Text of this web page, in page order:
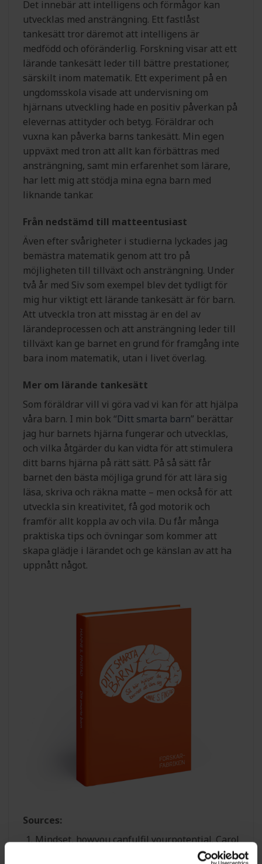
Det innebär att intelligens och förmågor kan
utvecklas med ansträngning. Ett fastlåst
tankesätt tror däremot att intelligens är
medfödd och oföränderlig. Forskning visar att ett
lärande tankesätt leder till bättre prestationer,
särskilt inom matematik. Ett experiment på en
ungdomsskola visade att undervisning om
hjärnans utveckling hade en positiv påverkan på
elevernas attityder och betyg. Föräldrar och
vuxna kan påverka barns tankesätt. Min egen
uppväxt med tron att allt kan förbättras med
ansträngning, samt min erfarenhet som lärare,
har lett mig att stödja mina egna barn med
liknande tankar.
Från nedstämd till matteentusiast
Även efter svårigheter i studierna lyckades jag
bemästra matematik genom att tro på
möjligheten till tillväxt och ansträngning. Under
två år med Siv som exempel blev det tydligt för
mig hur viktigt ett lärande tankesätt är för barn.
Att utveckla tron att misstag är en del av
lärandeprocessen och att ansträngning leder till
tillväxt kan ge barnet en grund för framgång inte
bara inom matematik, utan i livet överlag.
Mer om lärande tankesätt
Som föräldrar vill vi göra vad vi kan för att hjälpa
våra barn. I min bok “Ditt smarta barn” berättar
jag hur barnets hjärna fungerar och utvecklas,
och vilka åtgärder du kan vidta för att stimulera
ditt barns hjärna på rätt sätt. På så sätt får
barnet den bästa möjliga grund för att lära sig
läsa, skriva och räkna matte – men också för att
utveckla sin kreativitet, få god motorik och
framför allt koppla av och vila. Du får många
praktiska tips och övningar som kommer att
skapa glädje i lärandet och ge känslan av att ha
uppnått något.
Sources:
Mindset, howyou canfulfil yourpotential. Carol
S. Dweck, Ro- binson 2006 «Implicit theories